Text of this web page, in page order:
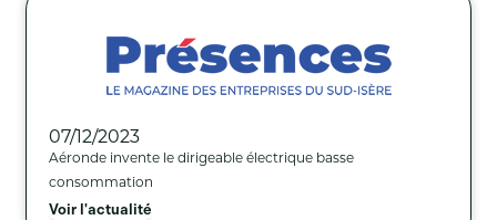
07/12/2023
Aéronde invente le dirigeable électrique basse
consommation
Voir l'actualité